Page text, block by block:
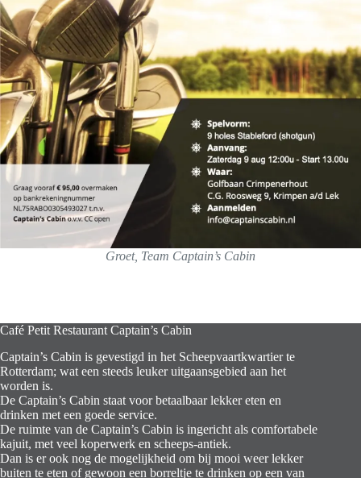
Groet, Team Captain’s Cabin
Café Petit Restaurant Captain’s Cabin
Captain’s Cabin is gevestigd in het Scheepvaartkwartier te
Rotterdam; wat een steeds leuker uitgaansgebied aan het
worden is.
De Captain’s Cabin staat voor betaalbaar lekker eten en
drinken met een goede service.
De ruimte van de Captain’s Cabin is ingericht als comfortabele
kajuit, met veel koperwerk en scheeps-antiek.
Dan is er ook nog de mogelijkheid om bij mooi weer lekker
buiten te eten of gewoon een borreltje te drinken op een van